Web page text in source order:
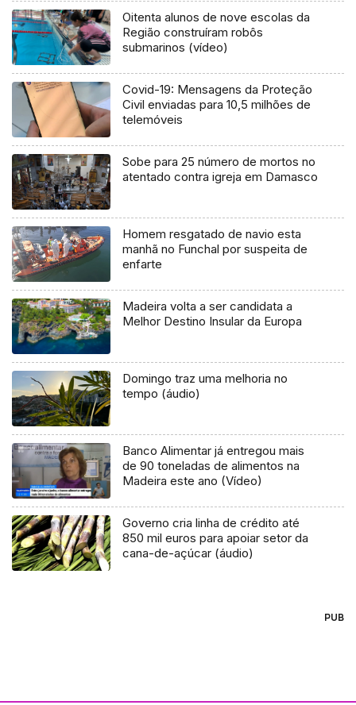
Oitenta alunos de nove escolas da
Região construíram robôs
submarinos (vídeo)
Covid-19: Mensagens da Proteção
Civil enviadas para 10,5 milhões de
telemóveis
Sobe para 25 número de mortos no
atentado contra igreja em Damasco
Homem resgatado de navio esta
manhã no Funchal por suspeita de
enfarte
Madeira volta a ser candidata a
Melhor Destino Insular da Europa
Domingo traz uma melhoria no
tempo (áudio)
Banco Alimentar já entregou mais
de 90 toneladas de alimentos na
Madeira este ano (Vídeo)
Governo cria linha de crédito até
850 mil euros para apoiar setor da
cana-de-açúcar (áudio)
PUB